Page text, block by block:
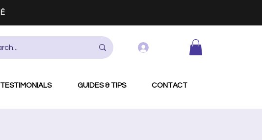
GUIDES & TIPS CONTACT